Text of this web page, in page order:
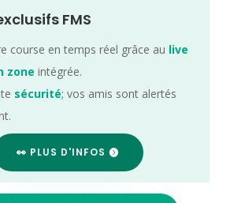
FMS
course en temps réel grâce au live
zone intégrée.
sécurité; vos amis sont alertés
👀 PLUS D'INFOS